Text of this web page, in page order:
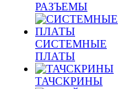
РАЗЪЕМЫ
СИСТЕМНЫЕ
ПЛАТЫ
ТАЧСКРИНЫ